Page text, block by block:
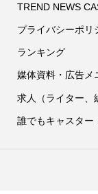
TREND NEWS
プライバシーポリ
ランキング
媒体資料・広告メ
求人（ライター、
誰でもキャスター